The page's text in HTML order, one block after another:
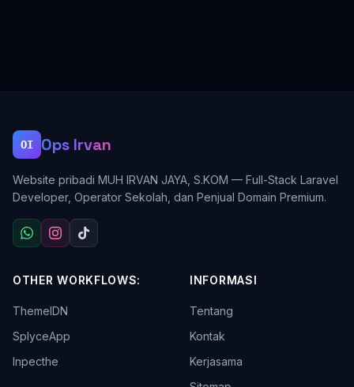
OI Ops Irvan
Website pribadi MUH IRVAN JAYA, S.KOM — Full-Stack Laravel
Developer, Operator Sekolah, dan Penjual Domain Premium.
OTHER WORKFLOWS:
ThemeIDN
SplyceApp
Inpecthe
INFORMASI
Tentang
Kontak
Kerjasama